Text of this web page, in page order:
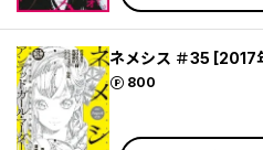
ネメシス ＃35 [2017
800
ポイント